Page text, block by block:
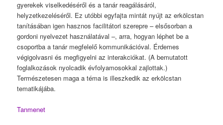
gyerekek viselkedéséről és a tanár reagálásáról,
helyzetkezeléséről. Ez utóbbi egyfajta mintát nyújt az erkölcstan
tanításában igen hasznos facilitátori szerepre – elsősorban a
gordoni nyelvezet használatával –, arra, hogyan léphet be a
csoportba a tanár megfelelő kommunikációval. Érdemes
végigolvasni és megfigyelni az interakciókat. (A bemutatott
foglalkozások nyolcadik évfolyamosokkal zajlottak.)
Természetesen maga a téma is illeszkedik az erkölcstan
tematikájába.
Tanmenet